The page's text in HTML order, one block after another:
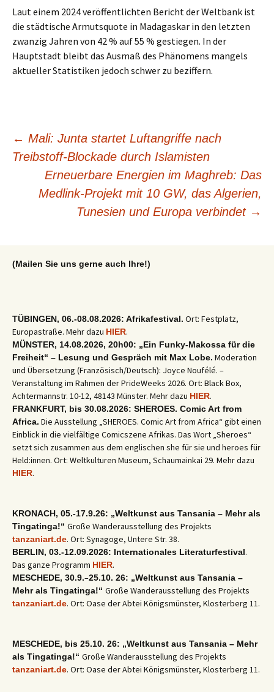
Laut einem 2024 veröffentlichten Bericht der Weltbank ist
die städtische Armutsquote in Madagaskar in den letzten
zwanzig Jahren von 42 % auf 55 % gestiegen. In der
Hauptstadt bleibt das Ausmaß des Phänomens mangels
aktueller Statistiken jedoch schwer zu beziffern.
Beitragsnavigation
← Mali: Junta startet Luftangriffe nach
Treibstoff-Blockade durch Islamisten
Erneuerbare Energien im Maghreb: Das
Medlink-Projekt mit 10 GW, das Algerien,
Tunesien und Europa verbindet →
(Mailen Sie uns gerne auch Ihre!)
TÜBINGEN, 06.-08.08.2026: Afrikafestival. Ort: Festplatz,
Europastraße. Mehr dazu HIER.
MÜNSTER, 14.08.2026, 20h00: „Ein Funky-Makossa für die
Freiheit“ – Lesung und Gespräch mit Max Lobe. Moderation
und Übersetzung (Französisch/Deutsch): Joyce Noufélé. –
Veranstaltung im Rahmen der PrideWeeks 2026. Ort: Black Box,
Achtermannstr. 10-12, 48143 Münster. Mehr dazu HIER.
FRANKFURT, bis 30.08.2026: SHEROES. Comic Art from
Africa. Die Ausstellung „SHEROES. Comic Art from Africa“ gibt einen
Einblick in die vielfältige Comicszene Afrikas. Das Wort „Sheroes“
setzt sich zusammen aus dem englischen she für sie und heroes für
Held:innen. Ort: Weltkulturen Museum, Schaumainkai 29. Mehr dazu
HIER.
KRONACH, 05.-17.9.26: „Weltkunst aus Tansania – Mehr als
Tingatinga!“ Große Wanderausstellung des Projekts
tanzaniart.de. Ort: Synagoge, Untere Str. 38.
BERLIN, 03.-12.09.2026: Internationales Literaturfestival.
Das ganze Programm HIER.
MESCHEDE, 30.9.–25.10. 26: „Weltkunst aus Tansania –
Mehr als Tingatinga!“ Große Wanderausstellung des Projekts
tanzaniart.de. Ort: Oase der Abtei Königsmünster, Klosterberg 11.
MESCHEDE, bis 25.10. 26: „Weltkunst aus Tansania – Mehr
als Tingatinga!“ Große Wanderausstellung des Projekts
tanzaniart.de. Ort: Oase der Abtei Königsmünster, Klosterberg 11.